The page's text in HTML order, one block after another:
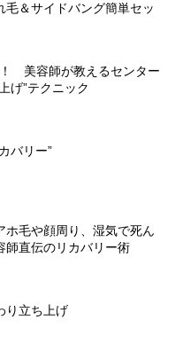
毛＆サイドバング簡単セッ
美容師が教えるセンター
げ”テクニック
バリー”
毛や顔周り、湿気で死ん
師直伝のリカバリー術
立ち上げ